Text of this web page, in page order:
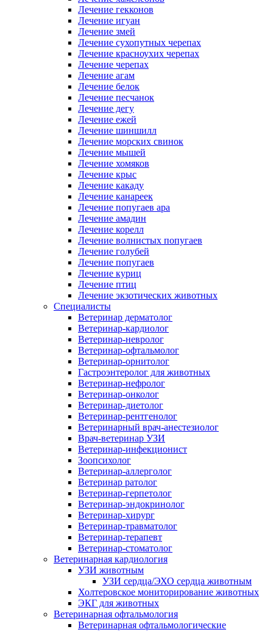
Лечение гекконов
Лечение игуан
Лечение змей
Лечение сухопутных черепах
Лечение красноухих черепах
Лечение черепах
Лечение агам
Лечение белок
Лечение песчанок
Лечение дегу
Лечение ежей
Лечение шиншилл
Лечение морских свинок
Лечение мышей
Лечение хомяков
Лечение крыс
Лечение какаду
Лечение канареек
Лечение попугаев ара
Лечение амадин
Лечение корелл
Лечение волнистых попугаев
Лечение голубей
Лечение попугаев
Лечение куриц
Лечение птиц
Лечение экзотических животных
Специалисты
Ветеринар дерматолог
Ветеринар-кардиолог
Ветеринар-невролог
Ветеринар-офтальмолог
Ветеринар-орнитолог
Гастроэнтеролог для животных
Ветеринар-нефролог
Ветеринар-онколог
Ветеринар-диетолог
Ветеринар-рентгенолог
Ветеринарный врач-анестезиолог
Врач-ветеринар УЗИ
Ветеринар-инфекционист
Зоопсихолог
Ветеринар-аллерголог
Ветеринар ратолог
Ветеринар-герпетолог
Ветеринар-эндокринолог
Ветеринар-хирург
Ветеринар-травматолог
Ветеринар-терапевт
Ветеринар-стоматолог
Ветеринарная кардиология
УЗИ животным
УЗИ сердца/ЭХО сердца животным
Холтеровское мониторирование животных
ЭКГ для животных
Ветеринарная офтальмология
Ветеринарная офтальмологические